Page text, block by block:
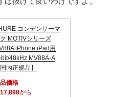
コンデンサーマ
MOTIVシリーズ
iPhone iPad用
48kHz MV88A-A
国内正規品】
価格
17,898から